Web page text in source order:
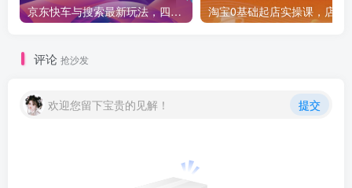
京东快车与搜索最新玩法，四个维度抢占红利，引爆京东平台
评论 抢沙发
欢迎您留下宝贵的见解！ 提交